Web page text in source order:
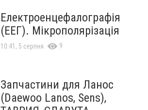
Електроенцефалографія
(ЕЕГ). Мікрополярізація
10:41, 5 серпня 9
Запчастини для Ланос
(Daewoo Lanos, Sens),